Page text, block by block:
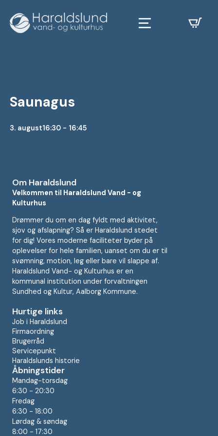
Saunagus
3. august16:30 - 16:45
Om Haraldslund
Velkommen til Haraldslund Vand - og
Kulturhus
Drømmer du om en dag fyldt med aktivitet,
sjov og afslapning? Så er Haraldslund stedet
for dig! Vores moderne faciliteter byder på
oplevelser for hele familien, uanset om du er til
svømning, motion, leg eller bare vil slappe af.
Haraldslund Vand- og Kulturhus er en
kommunal institution under forvaltningen
Sundhed og Kultur, Aalborg Kommune.
Hurtige links
Job i Haraldslund
Firmaordning
Brugerråd
Servicepunkt
Haraldslunds historie
Åbningstider
Mandag-torsdag
6:30 - 20:30
Fredag
6:30 - 18:00
Lørdag & søndag
8:00 - 17:30